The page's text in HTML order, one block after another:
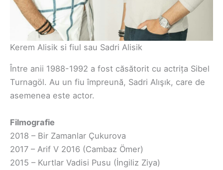
Kerem Alisik si fiul sau Sadri Alisik
Între anii 1988-1992 a fost căsătorit cu actrița Sibel
Turnagöl. Au un fiu împreună, Sadri Alışık, care de
asemenea este actor.
Filmografie
2018 – Bir Zamanlar Çukurova
2017 – Arif V 2016 (Cambaz Ömer)
2015 – Kurtlar Vadisi Pusu (İngiliz Ziya)